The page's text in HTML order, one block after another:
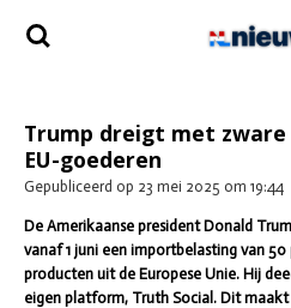
Ga
direct
Trump dreigt met
EU-goederen
Gepubliceerd op 23 mei 2025 om 19:44
De Amerikaanse president Donald
vanaf 1 juni een importbelasting van
producten uit de Europese Unie. Hij
eigen platform, Truth Social. Dit